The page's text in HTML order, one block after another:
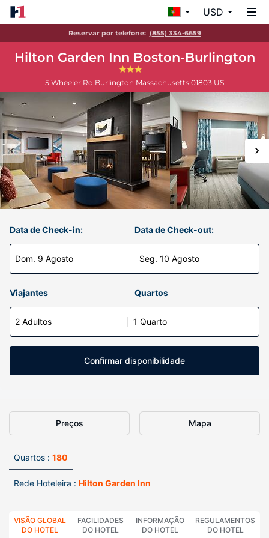
USD
Reservar por telefone: (855) 334-6659
Hilton Garden Inn Boston-Burlington
5 Wheeler Rd Burlington Massachusetts 01803 US
Data de Check-in:
Dom. 9 Agosto
Data de Check-out:
Seg. 10 Agosto
Viajantes Quartos
2 Adultos 1 Quarto
Confirmar disponibilidade
Preços Mapa
Quartos : 180
Rede Hoteleira : Hilton Garden Inn
VISÃO GLOBAL
DO HOTEL
FACILIDADES
DO HOTEL
INFORMAÇÃO
DO HOTEL
REGULAMENTOS
DO HOTEL